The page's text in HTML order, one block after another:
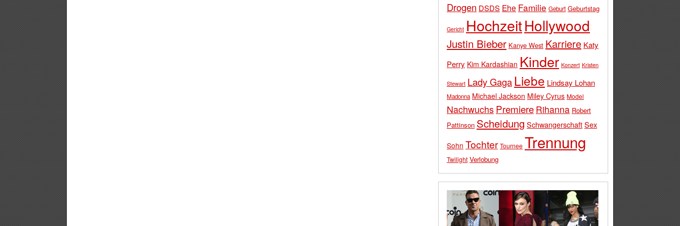
Drogen DSDS Ehe Familie Geburt Geburtstag
Gericht HochzeitHollywood
Justin Bieber Kanye West Karriere Katy
Perry Kim Kardashian Kinder Konzert Kristen
Stewart Lady Gaga Liebe Lindsay Lohan
Madonna Michael Jackson Miley Cyrus Model
Nachwuchs Premiere Rihanna Robert
Pattinson Scheidung SchwangerschaftSex
Sohn Tochter Tournee Trennung
Twilight Verlobung